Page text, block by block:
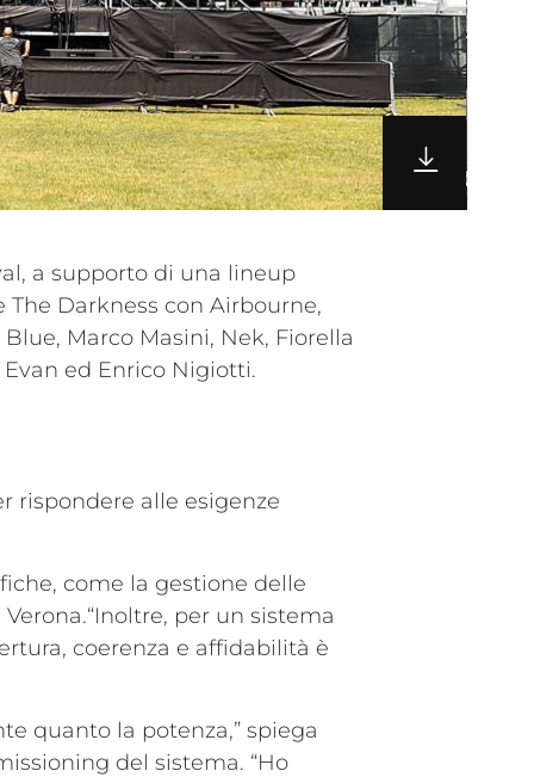
ed Enrico Nigiotti.
rispondere alle esigenze
come la gestione delle
per un sistema
coerenza e affidabilità è
quanto la potenza,” spiega
del sistema. “Ho